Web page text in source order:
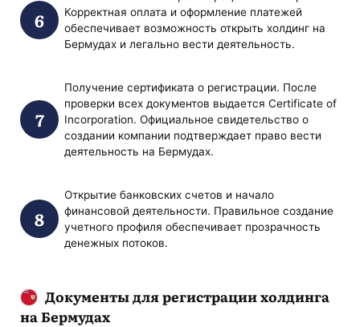
Корректная оплата и оформление платежей
обеспечивает возможность открыть холдинг на
Бермудах и легально вести деятельность.
Получение сертификата о регистрации. После
проверки всех документов выдается Certificate of
Incorporation. Официальное свидетельство о
создании компании подтверждает право вести
деятельность на Бермудах.
Открытие банковских счетов и начало
финансовой деятельности. Правильное создание
учетного профиля обеспечивает прозрачность
денежных потоков.
Документы для регистрации холдинга
на Бермудах